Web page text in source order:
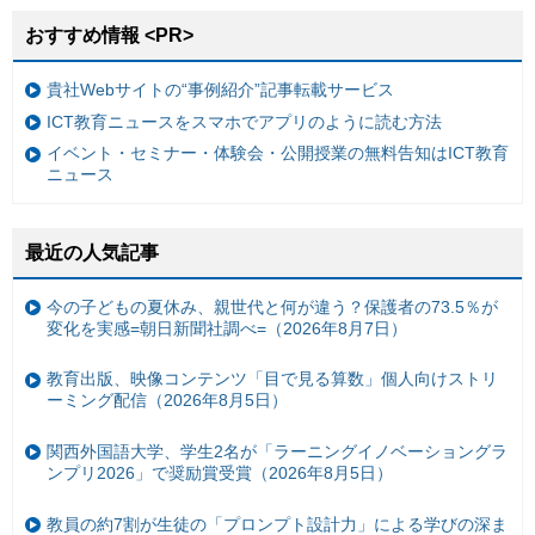
おすすめ情報 <PR>
貴社Webサイトの“事例紹介”記事転載サービス
ICT教育ニュースをスマホでアプリのように読む方法
イベント・セミナー・体験会・公開授業の無料告知はICT教育
ニュース
最近の人気記事
今の子どもの夏休み、親世代と何が違う？保護者の73.5％が
変化を実感=朝日新聞社調べ=（2026年8月7日）
教育出版、映像コンテンツ「目で見る算数」個人向けストリ
ーミング配信（2026年8月5日）
関西外国語大学、学生2名が「ラーニングイノベーショングラ
ンプリ2026」で奨励賞受賞（2026年8月5日）
教員の約7割が生徒の「プロンプト設計力」による学びの深ま